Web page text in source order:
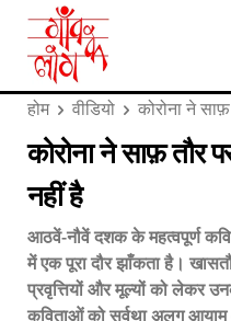
होम वीडियो कोरोना ने
कोरोना ने साफ़ तौर
नहीं है
आठवें-नौवें दशक के महत्वपूर्ण
में एक पूरा दौर झाँकता है।
प्रवृत्तियों और मूल्यों को लेकर
कविताओं को सर्वथा अलग आयाम